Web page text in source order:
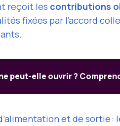
reçoit les contributions
fixées par l’accord
peut-elle ouvrir ?
et de sortie :